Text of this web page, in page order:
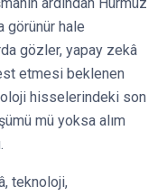
görünür hale
gözler, yapay zekâ
etmesi beklenen
hisselerindeki son
mü yoksa alım
teknoloji,